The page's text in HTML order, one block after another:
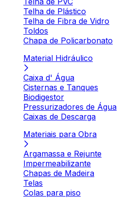
Telha de Plástico
Telha de Fibra de Vidro
Toldos
Chapa de Policarbonato
Material Hidráulico
Caixa d' Água
Cisternas e Tanques
Biodigestor
Pressurizadores de Água
Caixas de Descarga
Materiais para Obra
Argamassa e Rejunte
Impermeabilizante
Chapas de Madeira
Telas
Colas para piso